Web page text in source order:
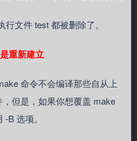
文件 test 都被删除了。
重新建立
命令不会编译那些自从上
但是，如果你想覆盖 make
B 选项。